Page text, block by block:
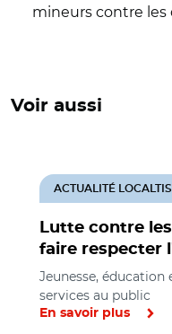
mineurs contre les
Voir aussi
Lutte contre
faire respecter
ACTUALITÉ LOCALTIS
Jeunesse,
services au public
En savoir plus